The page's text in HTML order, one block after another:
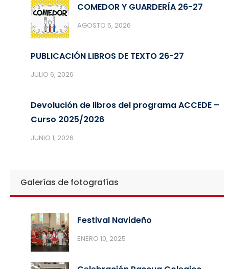
COMEDOR Y GUARDERÍA 26-27
AGOSTO 5, 2026
PUBLICACIÓN LIBROS DE TEXTO 26-27
JULIO 6, 2026
Devolución de libros del programa ACCEDE –
Curso 2025/2026
JUNIO 1, 2026
Galerías de fotografías
Festival Navideño
ENERO 10, 2025